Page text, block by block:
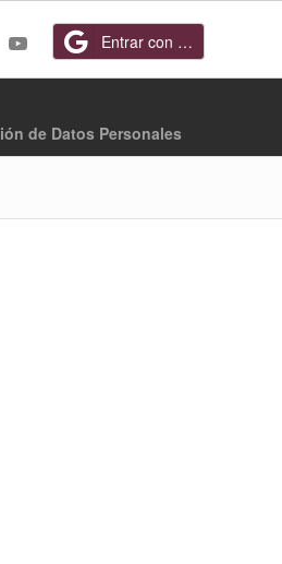
Entrar con Google
de Datos Personales